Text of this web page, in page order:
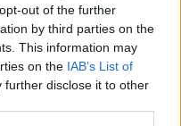
out of the further
by third parties on the
This information may
on the IAB’s List of
further disclose it to other